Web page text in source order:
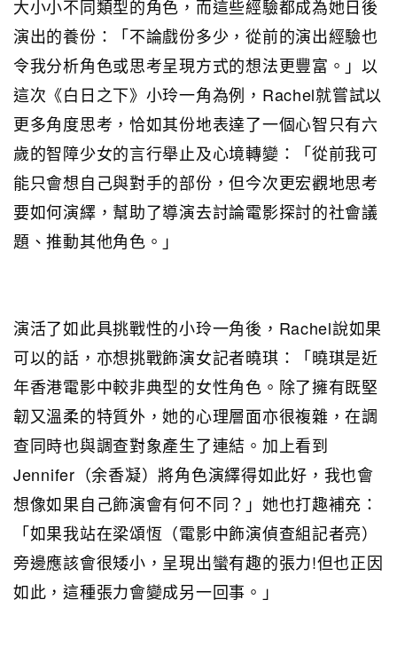
大小小不同類型的角色，而這些經驗都成為她日後
演出的養份：「不論戲份多少，從前的演出經驗也
令我分析角色或思考呈現方式的想法更豐富。」以
這次《白日之下》小玲一角為例，Rachel就嘗試以
更多角度思考，恰如其份地表達了一個心智只有六
歲的智障少女的言行舉止及心境轉變：「從前我可
能只會想自己與對手的部份，但今次更宏觀地思考
要如何演繹，幫助了導演去討論電影探討的社會議
題、推動其他角色。」
演活了如此具挑戰性的小玲一角後，Rachel說如果
可以的話，亦想挑戰飾演女記者曉琪：「曉琪是近
年香港電影中較非典型的女性角色。除了擁有既堅
韌又溫柔的特質外，她的心理層面亦很複雜，在調
查同時也與調查對象產生了連結。加上看到
Jennifer（余香凝）將角色演繹得如此好，我也會
想像如果自己飾演會有何不同？」她也打趣補充：
「如果我站在梁頌恆（電影中飾演偵查組記者亮）
旁邊應該會很矮小，呈現出蠻有趣的張力!但也正因
如此，這種張力會變成另一回事。」